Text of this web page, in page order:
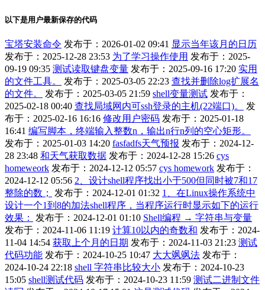
以下是用户最新保存的代码
宝塔安装命令 发布于：2026-01-02 09:41 显示当年该月的日历
发布于：2025-12-28 23:53 为了学习操作使用 发布于：2025-
09-19 09:35 测试读取键盘变量 发布于：2025-09-16 17:20 实用
的文件工具。
发布于：2025-03-05 22:23 查找并删除log扩展名
的文件。
发布于：2025-03-05 21:59 shell变量测试 发布于：
2025-02-18 00:40 查找局域网内可ssh登录的主机(22端口)。
发
布于：2025-02-16 16:16 修改用户密码 发布于：2025-01-18
16:41 编写脚本，终端输入整数n，输出n行n列的空心矩形。
发布于：2025-01-03 14:20 fasfadfs天气预报 发布于：2024-12-
28 23:48 和天气获取数据 发布于：2024-12-28 15:26 cys
homeweork 发布于：2024-12-12 05:57 cys homework 发布于：
2024-12-12 05:56 2、设计shell程序找出小于500但同时被7和17
整除的数；
发布于：2024-12-01 01:32 1、在Linux操作系统中
设计一个1到8的加法shell程序，当程序运行时显示如下的运行
效果：
发布于：2024-12-01 01:10 Shell编程 → 字符串与变量
发布于：2024-11-06 11:19 计算10以内的奇数和 发布于：2024-
11-04 14:54 获取上个月的日期 发布于：2024-11-03 21:23 测试
代码功能 发布于：2024-10-25 10:47 大大飒飒法 发布于：
2024-10-24 22:18 shell 字符串比较大小 发布于：2024-10-23
15:05 shell测试代码 发布于：2024-10-23 11:59 测试二进制文件